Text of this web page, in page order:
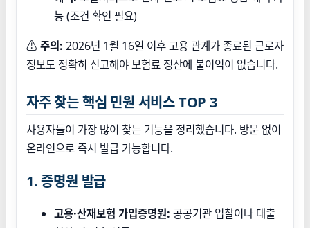
능 (조건 확인 필요)
⚠ 주의: 2026년 1월 16일 이후 고용 관계가 종료된 근로자
정보도 정확히 신고해야 보험료 정산에 불이익이 없습니다.
자주 찾는 핵심 민원 서비스 TOP 3
사용자들이 가장 많이 찾는 기능을 정리했습니다. 방문 없이
온라인으로 즉시 발급 가능합니다.
1. 증명원 발급
고용·산재보험 가입증명원: 공공기관 입찰이나 대출